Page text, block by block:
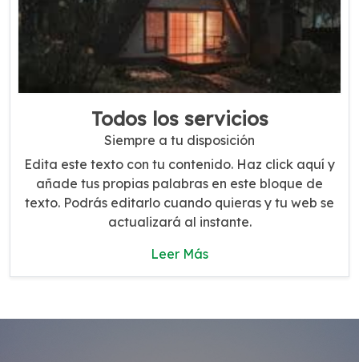
Todos los servicios
Siempre a tu disposición
Edita este texto con tu contenido. Haz click aquí y
añade tus propias palabras en este bloque de
texto. Podrás editarlo cuando quieras y tu web se
actualizará al instante.
Leer Más